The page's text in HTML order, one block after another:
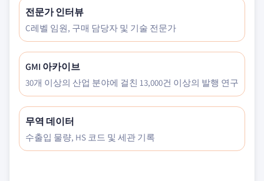
전문가 인터뷰
C레벨 임원, 구매 담당자 및 기술 전문가
GMI 아카이브
30개 이상의 산업 분야에 걸친 13,000건 이상의 발행 연구
무역 데이터
수출입 물량, HS 코드 및 세관 기록